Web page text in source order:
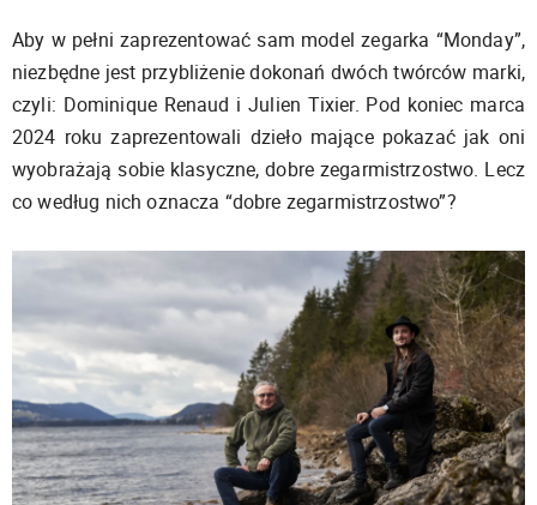
Aby w pełni zaprezentować sam model zegarka “Monday”,
niezbędne jest przybliżenie dokonań dwóch twórców marki,
czyli: Dominique Renaud i Julien Tixier. Pod koniec marca
2024 roku zaprezentowali dzieło mające pokazać jak oni
wyobrażają sobie klasyczne, dobre zegarmistrzostwo. Lecz
co według nich oznacza “dobre zegarmistrzostwo”?